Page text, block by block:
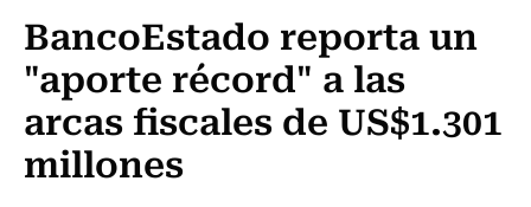
BancoEstado reporta un
"aporte récord" a las
arcas fiscales de US$1.301
millones